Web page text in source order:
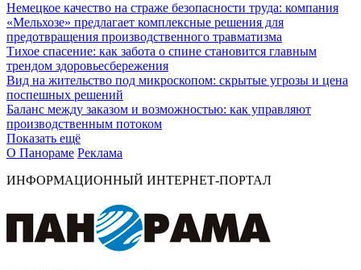
Немецкое качество на страже безопасности труда: компания
«Мельхозе» предлагает комплексные решения для
предотвращения производственного травматизма
Тихое спасение: как забота о спине становится главным
трендом здоровьесбережения
Вид на жительство под микроскопом: скрытые угрозы и цена
поспешных решений
Баланс между заказом и возможностью: как управляют
производственным потоком
Показать ещё
О Панораме Реклама
ИНФОРМАЦИОННЫЙ ИНТЕРНЕТ-ПОРТАЛ